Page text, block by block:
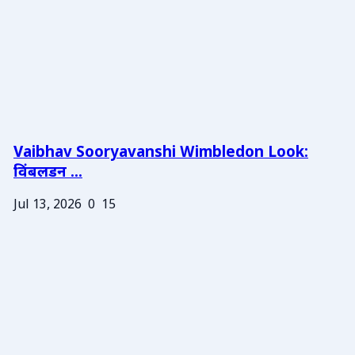
Vaibhav Sooryavanshi Wimbledon Look:
विंबलडन ...
Jul 13, 2026 0 15